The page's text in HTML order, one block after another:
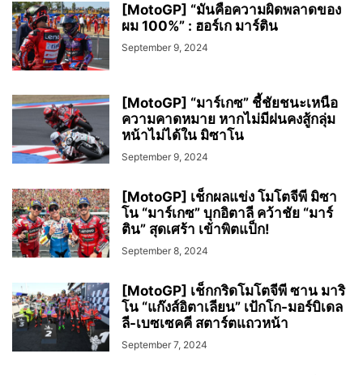
[MotoGP] “มันคือความผิดพลาดของ
ผม 100%” : ฮอร์เก มาร์ติน
September 9, 2024
[MotoGP] “มาร์เกซ” ชี้ชัยชนะเหนือ
ความคาดหมาย หากไม่มีฝนคงสู้กลุ่ม
หน้าไม่ได้ใน มิซาโน
September 9, 2024
[MotoGP] เช็กผลแข่ง โมโตจีพี มิซา
โน “มาร์เกซ” บุกอิตาลี คว้าชัย “มาร์
ติน” สุดเศร้า เข้าพิตแป็ก!
September 8, 2024
[MotoGP] เช็กกริดโมโตจีพี ซาน มาริ
โน “แก๊งส์อิตาเลียน” เป้กโก-มอร์บิเดล
ลี-เบซเซคคี สตาร์ตแถวหน้า
September 7, 2024